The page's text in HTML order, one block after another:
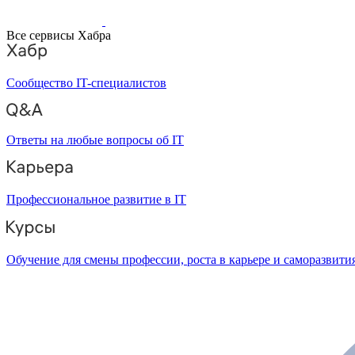
Все сервисы Хабра
Сообщество IT-специалистов
Ответы на любые вопросы об IT
Профессиональное развитие в IT
Обучение для смены профессии, роста в карьере и